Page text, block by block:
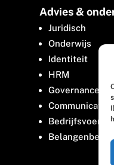
Advies &
Juridisch
Onderwijs
Identiteit
HRM
Governance
Communicatie
Bedrijfsvoering